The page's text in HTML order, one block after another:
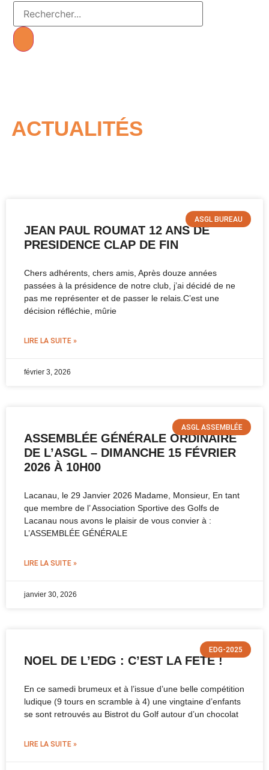
ACTUALITÉS
ASGL BUREAU
JEAN PAUL ROUMAT 12 ANS DE
PRESIDENCE CLAP DE FIN
Chers adhérents, chers amis, Après douze années
passées à la présidence de notre club, j’ai décidé de ne
pas me représenter et de passer le relais.C’est une
décision réfléchie, mûrie
LIRE LA SUITE »
février 3, 2026
ASGL ASSEMBLÉE
ASSEMBLÉE GÉNÉRALE ORDINAIRE
DE L’ASGL – DIMANCHE 15 FÉVRIER
2026 À 10H00
Lacanau, le 29 Janvier 2026 Madame, Monsieur, En tant
que membre de l’ Association Sportive des Golfs de
Lacanau nous avons le plaisir de vous convier à :
L’ASSEMBLÉE GÉNÉRALE
LIRE LA SUITE »
janvier 30, 2026
EDG-2025
NOEL DE L’EDG : C’EST LA FETE !
En ce samedi brumeux et à l’issue d’une belle compétition
ludique (9 tours en scramble à 4) une vingtaine d’enfants
se sont retrouvés au Bistrot du Golf autour d’un chocolat
LIRE LA SUITE »